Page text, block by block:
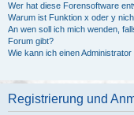
Wer hat diese Forensoftware
Warum ist Funktion x oder y
An wen soll ich mich wenden,
Forum gibt?
Wie kann ich einen
Registrierung und